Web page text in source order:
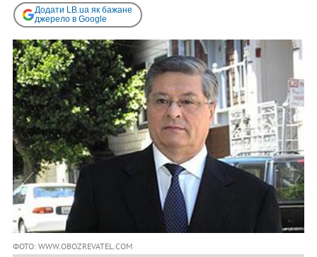
Додати LB.ua як бажане
джерело в Google
ФОТО: WWW.OBOZREVATEL.COM